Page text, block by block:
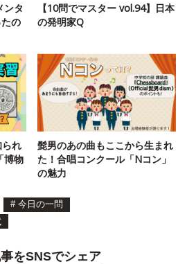
ンタ
の
【10問でマスター vol.94】日本
の発明家Q
られ
博物
髭男のあの曲もここから生まれ
た！合唱コンクール「Nコン」
の魅力
# 今日の一問
をSNSでシェア